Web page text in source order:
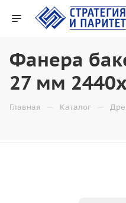
Фанера
27 мм
Главная — Каталог —